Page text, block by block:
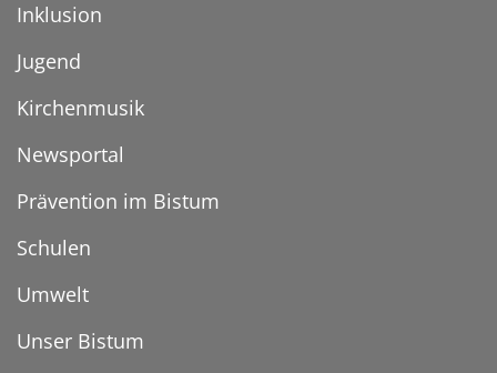
Inklusion
Jugend
Kirchenmusik
Newsportal
Prävention im Bistum
Schulen
Umwelt
Unser Bistum